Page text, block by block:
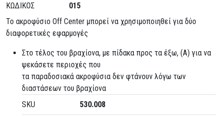
ΚΩΔΙΚΌΣ
015
Το ακροφύσιο Off Center μπορεί να χρησιμοποιηθεί για δύο
διαφορετικές εφαρμογές
Στο τέλος του βραχίονα, με πίδακα προς τα έξω, (Α) για να
ψεκάσετε περιοχές που
τα παραδοσιακά ακροφύσια δεν φτάνουν λόγω των
διαστάσεων του βραχίονα
SKU
530.008